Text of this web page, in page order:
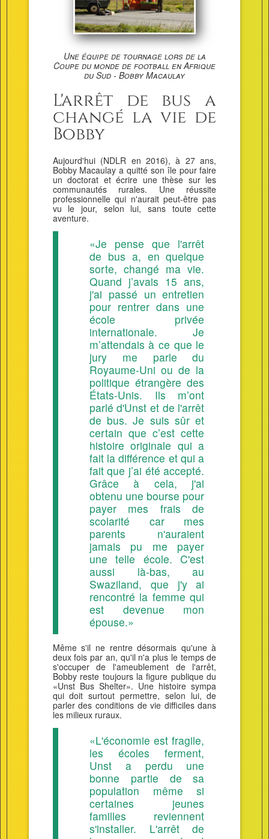
Une équipe de tournage lors de la
Coupe du monde de football en Afrique
du Sud - Bobby Macaulay
L'arrêt de bus a
changé la vie de
Bobby
Aujourd'hui (NDLR en 2016), à 27 ans,
Bobby Macaulay a quitté son île pour faire
un doctorat et écrire une thèse sur les
communautés rurales. Une réussite
professionnelle qui n'aurait peut-être pas
vu le jour, selon lui, sans toute cette
aventure.
«Je pense que l'arrêt
de bus a, en quelque
sorte, changé ma vie.
Quand j’avais 15 ans,
j'ai passé un entretien
pour rentrer dans une
école privée
internationale. Je
m’attendais à ce que le
jury me parle du
Royaume-Uni ou de la
politique étrangère des
États-Unis. Ils m’ont
parlé d'Unst et de l'arrêt
de bus. Je suis sûr et
certain que c’est cette
histoire originale qui a
fait la différence et qui a
fait que j’ai été accepté.
Grâce à cela, j'ai
obtenu une bourse pour
payer mes frais de
scolarité car mes
parents n'auraient
jamais pu me payer
une telle école. C'est
aussi là-bas, au
Swaziland, que j'y ai
rencontré la femme qui
est devenue mon
épouse.»
Même s'il ne rentre désormais qu'une à
deux fois par an, qu'il n'a plus le temps de
s'occuper de l'ameublement de l'arrêt,
Bobby reste toujours la figure publique du
«Unst Bus Shelter». Une histoire sympa
qui doit surtout permettre, selon lui, de
parler des conditions de vie difficiles dans
les milieux ruraux.
«L'économie est fragile,
les écoles ferment,
Unst a perdu une
bonne partie de sa
population même si
certaines jeunes
familles reviennent
s'installer. L'arrêt de